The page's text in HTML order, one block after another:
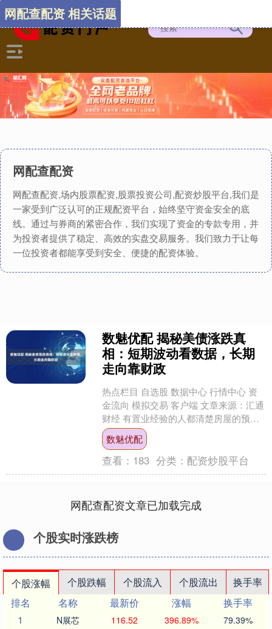
网配查配资
网配查配资,场内股票配资,股票投资公司,配资炒股平台,我们是
一家受到广泛认可的正规配资平台，始终坚守资金安全的底
线。通过与券商的紧密合作，我们实现了资金的专款专用，并
为投资者提供了稳定、高效的实盘交易服务。我们致力于让每
一位投资者都能享受到安全、便捷的配资体验。
网配查配资 相关话题
数魅优配 揭秘美债涨跌真
相：短期波动看数据，长期
走向靠财政
热点栏目 自选股 数据中心 行情中心 资
金流向 模拟交易 客户端 文章来源：汇通
财经 有置业经验的人都清楚房屋的预警
信号：灯光闪烁、门窗异响、墙面细
裂。 这些问....
数魅优配
查看： 183 分类： 配资炒股平台
网配查配资文章已加载完成
个股实时涨跌榜
个股涨幅 个股跌幅 个股流入 个股流出
换手率
排名
名称 最新价 涨幅
换手率
1
N展芯 116.52 396.89% 79.39%